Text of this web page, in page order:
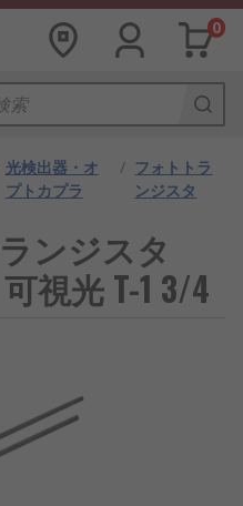
0
光検出器・オ
プトカプラ
/ フォトトラ
ンジスタ
ンジスタ
視光 T-1 3/4